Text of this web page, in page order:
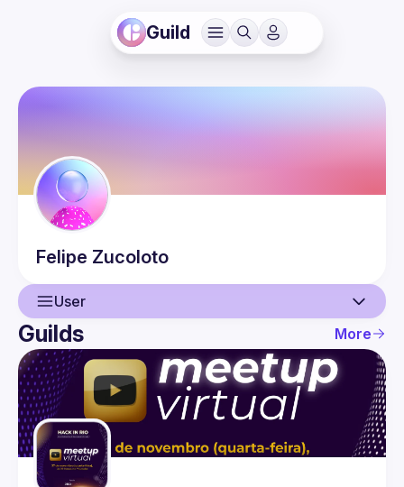
Guild
Felipe Zucoloto
User
User
Events
Guilds
Guilds More